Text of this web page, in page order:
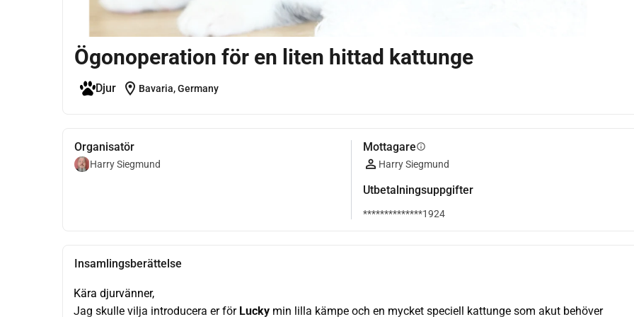
Ögonoperation för en liten hittad kattunge
Djur location_on Bavaria, Germany
Organisatör
Harry Siegmund
Mottagareinfo
Harry Siegmund
Utbetalningsuppgifter
**************1924
Insamlingsberättelse
Kära djurvänner,
Jag skulle vilja introducera er för Lucky min lilla kämpe och en mycket speciell kattunge som akut behöver